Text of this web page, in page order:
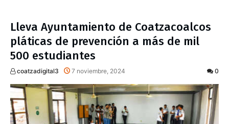
Lleva Ayuntamiento de Coatzacoalcos
pláticas de prevención a más de mil
500 estudiantes
coatzadigital3 7 noviembre, 2024 0